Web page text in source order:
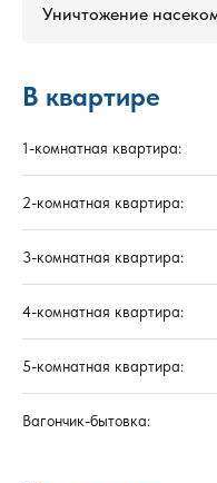
Уничтожение
В квартире
1-комнатная квартира:
2-комнатная квартира:
3-комнатная квартира:
4-комнатная квартира:
5-комнатная квартира:
Вагончик-бытовка: